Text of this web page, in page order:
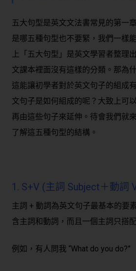
五大句型是英文文法書常見的第一
是哪五種句型也不要緊，我們一樣
上「五大句型」是英文學習者整理
文課本裡面沒有這樣的分類。那為
這能讓初學者對於英文句子的組成
文句子是如何組成的呢？大致上可
再由這些句子來延伸。待會我們就
了解這五種句型的結構。
1. S+V (主詞 Subject＋動詞
主詞 + 動詞為英文句子最基本的要
含主詞和動詞，而且一個主詞只搭
例如，有人問我 “What do you do?”